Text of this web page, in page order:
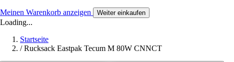
Meinen Warenkorb anzeigen Weiter einkaufen
Loading...
Startseite
/ Rucksack Eastpak Tecum M 80W CNNCT